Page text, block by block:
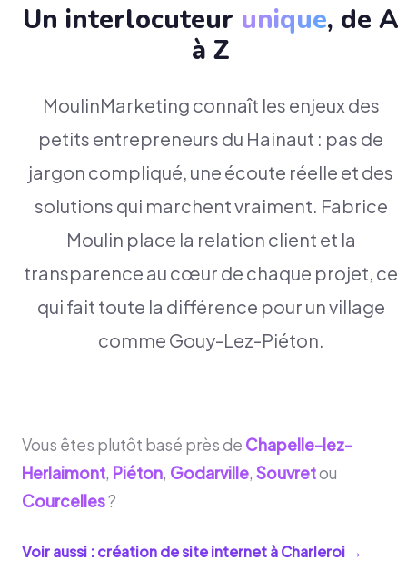
Un interlocuteur unique, de A
à Z
MoulinMarketing connaît les enjeux des
petits entrepreneurs du Hainaut : pas de
jargon compliqué, une écoute réelle et des
solutions qui marchent vraiment. Fabrice
Moulin place la relation client et la
transparence au cœur de chaque projet, ce
qui fait toute la différence pour un village
comme Gouy-Lez-Piéton.
Vous êtes plutôt basé près de Chapelle-lez-
Herlaimont, Piéton, Godarville, Souvretou
Courcelles?
Voir aussi : création de site internet àCharleroi →